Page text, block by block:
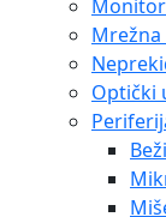
Optički